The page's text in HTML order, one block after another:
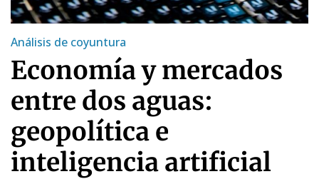
Análisis de coyuntura
Economía y mercados
entre dos aguas:
geopolítica e
inteligencia artificial